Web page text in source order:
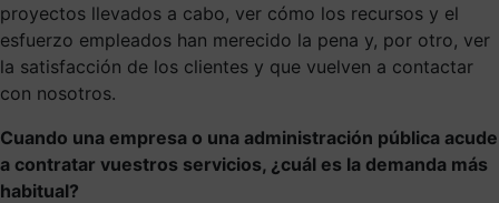
proyectos llevados a cabo, ver cómo los recursos y el
esfuerzo empleados han merecido la pena y, por otro, ver
la satisfacción de los clientes y que vuelven a contactar
con nosotros.
Cuando una empresa o una administración pública acude
a contratar vuestros servicios, ¿cuál es la demanda más
habitual?